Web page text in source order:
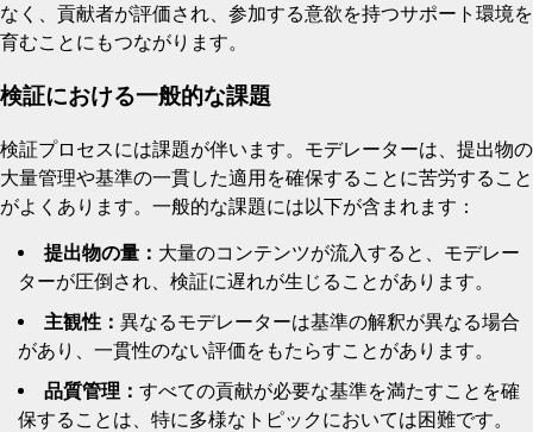
なく、貢献者が評価され、参加する意欲を持つサポート環境を
育むことにもつながります。
検証における一般的な課題
検証プロセスには課題が伴います。モデレーターは、提出物の
大量管理や基準の一貫した適用を確保することに苦労すること
がよくあります。一般的な課題には以下が含まれます：
提出物の量： 大量のコンテンツが流入すると、モデレー
ターが圧倒され、検証に遅れが生じることがあります。
主観性： 異なるモデレーターは基準の解釈が異なる場合
があり、一貫性のない評価をもたらすことがあります。
品質管理： すべての貢献が必要な基準を満たすことを確
保することは、特に多様なトピックにおいては困難です。